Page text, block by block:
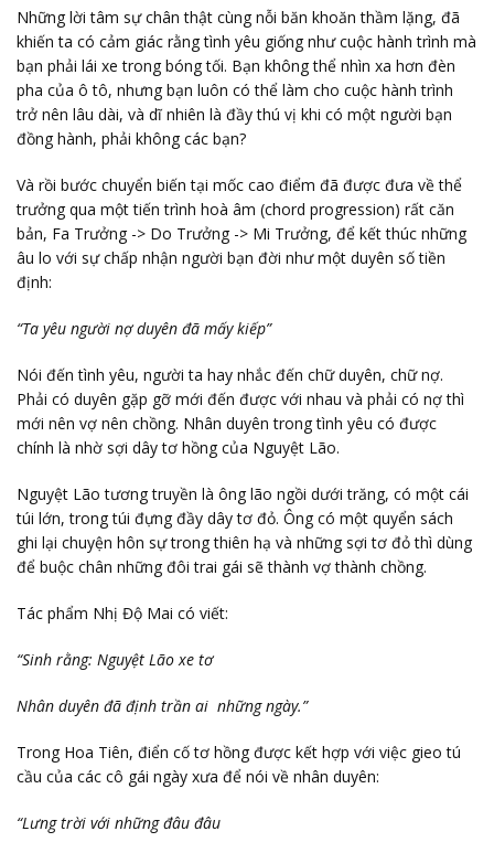
Những lời tâm sự chân thật cùng nỗi băn khoăn thầm lặng, đã
khiến ta có cảm giác rằng tình yêu giống như cuộc hành trình mà
bạn phải lái xe trong bóng tối. Bạn không thể nhìn xa hơn đèn
pha của ô tô, nhưng bạn luôn có thể làm cho cuộc hành trình
trở nên lâu dài, và dĩ nhiên là đầy thú vị khi có một người bạn
đồng hành, phải không các bạn?
Và rồi bước chuyển biến tại mốc cao điểm đã được đưa về thể
trưởng qua một tiến trình hoà âm (chord progression) rất căn
bản, Fa Trưởng -> Do Trưởng -> Mi Trưởng, để kết thúc những
âu lo với sự chấp nhận người bạn đời như một duyên số tiền
định:
“Ta yêu người nợ duyên đã mấy kiếp”
Nói đến tình yêu, người ta hay nhắc đến chữ duyên, chữ nợ.
Phải có duyên gặp gỡ mới đến được với nhau và phải có nợ thì
mới nên vợ nên chồng. Nhân duyên trong tình yêu có được
chính là nhờ sợi dây tơ hồng của Nguyệt Lão.
Nguyệt Lão tương truyền là ông lão ngồi dưới trăng, có một cái
túi lớn, trong túi đựng đầy dây tơ đỏ. Ông có một quyển sách
ghi lại chuyện hôn sự trong thiên hạ và những sợi tơ đỏ thì dùng
để buộc chân những đôi trai gái sẽ thành vợ thành chồng.
Tác phẩm Nhị Độ Mai có viết:
“Sinh rằng: Nguyệt Lão xe tơ
Nhân duyên đã định trần ai những ngày.”
Trong Hoa Tiên, điển cố tơ hồng được kết hợp với việc gieo tú
cầu của các cô gái ngày xưa để nói về nhân duyên:
“Lưng trời với những đâu đâu